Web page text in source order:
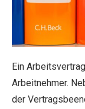
Ein
Arbeitnehmer.
der